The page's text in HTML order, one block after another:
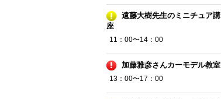
遠藤大樹先生のミニチュア講
座
11：00〜14：00
加藤雅彦さんカーモデル教室
13：00〜17：00